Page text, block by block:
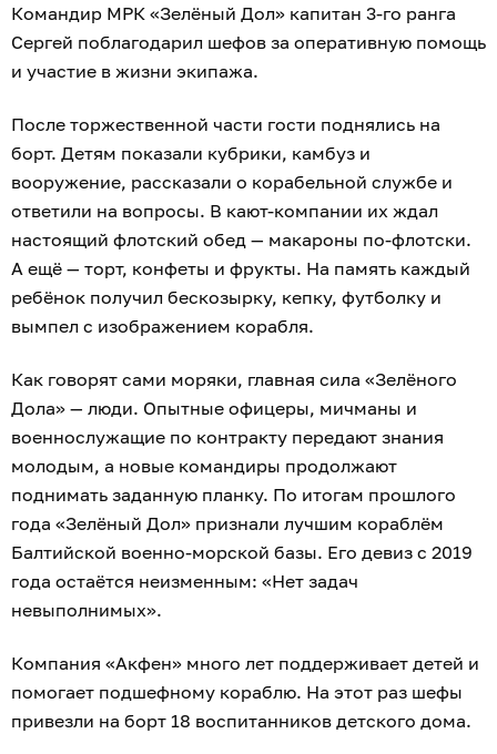
Командир МРК «Зелёный Дол» капитан 3-го ранга
Сергей поблагодарил шефов за оперативную помощь
и участие в жизни экипажа.
После торжественной части гости поднялись на
борт. Детям показали кубрики, камбуз и
вооружение, рассказали о корабельной службе и
ответили на вопросы. В кают-компании их ждал
настоящий флотский обед — макароны по-флотски.
А ещё — торт, конфеты и фрукты. На память каждый
ребёнок получил бескозырку, кепку, футболку и
вымпел с изображением корабля.
Как говорят сами моряки, главная сила «Зелёного
Дола» — люди. Опытные офицеры, мичманы и
военнослужащие по контракту передают знания
молодым, а новые командиры продолжают
поднимать заданную планку. По итогам прошлого
года «Зелёный Дол» признали лучшим кораблём
Балтийской военно-морской базы. Его девиз с 2019
года остаётся неизменным: «Нет задач
невыполнимых».
Компания «Акфен» много лет поддерживает детей и
помогает подшефному кораблю. На этот раз шефы
привезли на борт 18 воспитанников детского дома.